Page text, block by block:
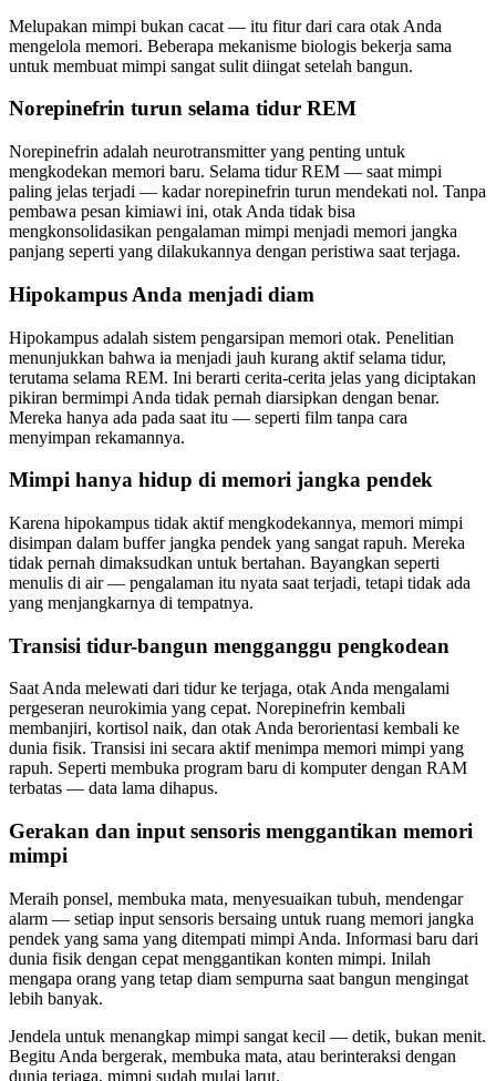
Melupakan mimpi bukan cacat — itu fitur dari cara otak Anda
mengelola memori. Beberapa mekanisme biologis bekerja sama
untuk membuat mimpi sangat sulit diingat setelah bangun.
Norepinefrin turun selama tidur REM
Norepinefrin adalah neurotransmitter yang penting untuk
mengkodekan memori baru. Selama tidur REM — saat mimpi
paling jelas terjadi — kadar norepinefrin turun mendekati nol. Tanpa
pembawa pesan kimiawi ini, otak Anda tidak bisa
mengkonsolidasikan pengalaman mimpi menjadi memori jangka
panjang seperti yang dilakukannya dengan peristiwa saat terjaga.
Hipokampus Anda menjadi diam
Hipokampus adalah sistem pengarsipan memori otak. Penelitian
menunjukkan bahwa ia menjadi jauh kurang aktif selama tidur,
terutama selama REM. Ini berarti cerita-cerita jelas yang diciptakan
pikiran bermimpi Anda tidak pernah diarsipkan dengan benar.
Mereka hanya ada pada saat itu — seperti film tanpa cara
menyimpan rekamannya.
Mimpi hanya hidup di memori jangka pendek
Karena hipokampus tidak aktif mengkodekannya, memori mimpi
disimpan dalam buffer jangka pendek yang sangat rapuh. Mereka
tidak pernah dimaksudkan untuk bertahan. Bayangkan seperti
menulis di air — pengalaman itu nyata saat terjadi, tetapi tidak ada
yang menjangkarnya di tempatnya.
Transisi tidur-bangun mengganggu pengkodean
Saat Anda melewati dari tidur ke terjaga, otak Anda mengalami
pergeseran neurokimia yang cepat. Norepinefrin kembali
membanjiri, kortisol naik, dan otak Anda berorientasi kembali ke
dunia fisik. Transisi ini secara aktif menimpa memori mimpi yang
rapuh. Seperti membuka program baru di komputer dengan RAM
terbatas — data lama dihapus.
Gerakan dan input sensoris menggantikan memori
mimpi
Meraih ponsel, membuka mata, menyesuaikan tubuh, mendengar
alarm — setiap input sensoris bersaing untuk ruang memori jangka
pendek yang sama yang ditempati mimpi Anda. Informasi baru dari
dunia fisik dengan cepat menggantikan konten mimpi. Inilah
mengapa orang yang tetap diam sempurna saat bangun mengingat
lebih banyak.
Jendela untuk menangkap mimpi sangat kecil — detik, bukan menit.
Begitu Anda bergerak, membuka mata, atau berinteraksi dengan
dunia terjaga, mimpi sudah mulai larut.